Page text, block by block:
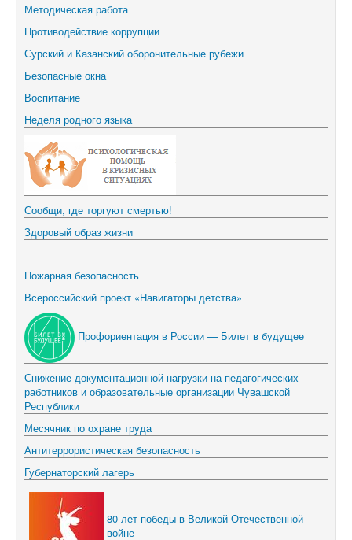
Методическая работа
Противодействие коррупции
Сурский и Казанский оборонительные рубежи
Безопасные окна
Воспитание
Неделя родного языка
Сообщи, где торгуют смертью!
Здоровый образ жизни
Пожарная безопасность
Всероссийский проект «Навигаторы детства»
Профориентация в России — Билет в будущее
Снижение документационной нагрузки на педагогических
работников и образовательные организации Чувашской
Республики
Месячник по охране труда
Антитеррористическая безопасность
Губернаторский лагерь
80 лет победы в Великой Отечественной
войне